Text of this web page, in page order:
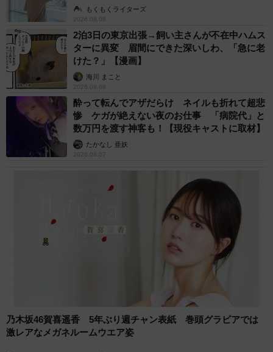
拒否しすぎてリードの長さが半端じゃない！（提供：豆柴ぐりさん）
説】もくもくライターズ
2026.08.08
2泊3日の東京出張→飼い主さんが不在中ハムス
ターに異変 眉間にできた深いしわ、「急に老
けた？」【漫画】
海川 まこと
2026.08.08
酔って転んでアザだらけ ネイルも折れて超悲
惨 ケガが絶えない夜のお仕事 「病院代」と
数万円を渡す神客も！【現役キャストに取材】
たかなし 亜妖
2026.08.07
乃木坂46賀喜遥香 5年ぶり週チャン表紙 巻頭グラビアでは
激レアなメガネルームウエア姿